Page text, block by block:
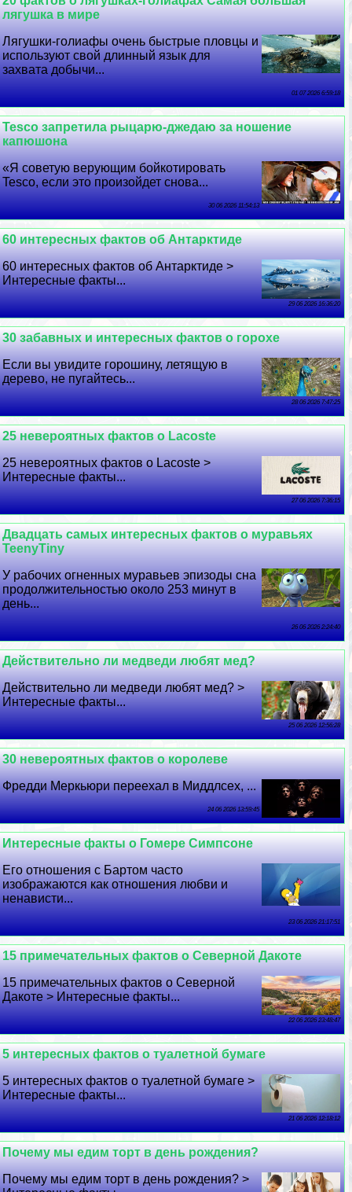
лягушка в мире
Лягушки-голиафы очень быстрые пловцы и
используют свой длинный язык для
захвата добычи...
01 07 2026 6:59:18
Tesco запретила рыцарю-джедаю за ношение
капюшона
«Я советую верующим бойкотировать
Tesco, если это произойдет снова...
30 06 2026 11:54:13
60 интересных фактов об Антарктиде
60 интересных фактов об Антарктиде >
Интересные факты...
29 06 2026 16:36:20
30 забавных и интересных фактов о горохе
Если вы увидите горошину, летящую в
дерево, не пугайтесь...
28 06 2026 7:47:25
25 невероятных фактов о Lacoste
25 невероятных фактов о Lacoste >
Интересные факты...
27 06 2026 7:36:15
Двадцать самых интересных фактов о муравьях
TeenyTiny
У рабочих огненных муравьев эпизоды сна
продолжительностью около 253 минут в
день...
26 06 2026 2:24:40
Действительно ли медведи любят мед?
Действительно ли медведи любят мед? >
Интересные факты...
25 06 2026 12:56:28
30 невероятных фактов о королеве
Фредди Меркьюри переехал в Миддлсех, ...
24 06 2026 13:59:45
Интересные факты о Гомере Симпсоне
Его отношения с Бартом часто
изображаются как отношения любви и
ненависти...
23 06 2026 21:17:51
15 примечательных фактов о Северной Дакоте
15 примечательных фактов о Северной
Дакоте > Интересные факты...
22 06 2026 23:48:47
5 интересных фактов о туалетной бумаге
5 интересных фактов о туалетной бумаге >
Интересные факты...
21 06 2026 12:18:12
Почему мы едим торт в день рождения?
Почему мы едим торт в день рождения? >